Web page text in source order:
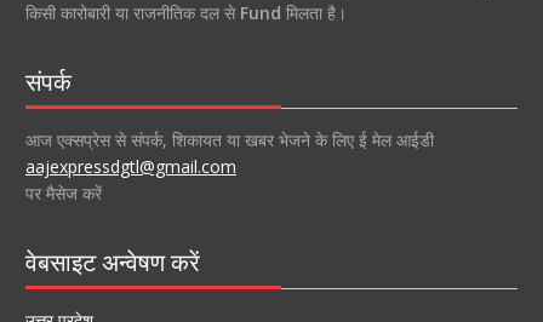
किसी कारोबारी या राजनीतिक दल से Fund मिलता है।
संपर्क
आज एक्सप्रेस से संपर्क, शिकायत या खबर भेजने के लिए ई मेल आईडी
aajexpressdgtl@gmail.com
पर मैसेज करें
वेबसाइट अन्वेषण करें